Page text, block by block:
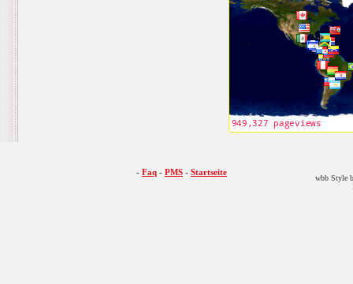
- Faq - PMS - Startseite
wbb Style